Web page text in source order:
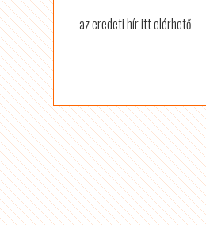
az eredeti hír itt elérhető